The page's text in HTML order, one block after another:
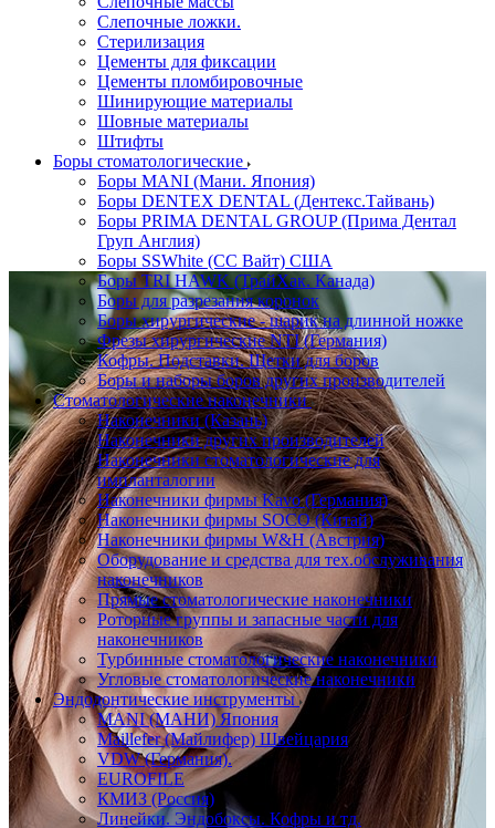
Слепочные ложки.
Стерилизация
Цементы для фиксации
Цементы пломбировочные
Шинирующие материалы
Шовные материалы
Штифты
Боры стоматологические
Боры MANI (Мани. Япония)
Боры DENTEX DENTAL (Дентекс.Тайвань)
Боры PRIMA DENTAL GROUP (Прима Дентал
Груп Англия)
Боры SSWhite (СС Вайт) США
Боры TRI HAWK (ТрайХак. Канада)
Боры для разрезания коронок
Боры хирургические - шарик на длинной ножке
Фрезы хирургические NTI (Германия)
Кофры. Подставки. Щетки для боров
Боры и наборы боров других производителей
Стоматологические наконечники
Наконечники (Казань)
Наконечники других производителей
Наконечники стоматологические для
импланталогии
Наконечники фирмы Kavo (Германия)
Наконечники фирмы SOCO (Китай)
Наконечники фирмы W&H (Австрия)
Оборудование и средства для тех.обслуживания
наконечников
Прямые стоматологические наконечники
Роторные группы и запасные части для
наконечников
Турбинные стоматологические наконечники
Угловые стоматологические наконечники
Эндодонтические инструменты
MANI (МАНИ) Япония
Maillefer (Майлифер) Швейцария
VDW (Германия).
EUROFILE
КМИЗ (Россия)
Линейки. Эндобоксы. Кофры и тд.